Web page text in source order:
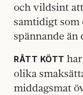
och vildsint
samtidigt som
spännande än
RÅTT KÖTT
olika
middagsmat